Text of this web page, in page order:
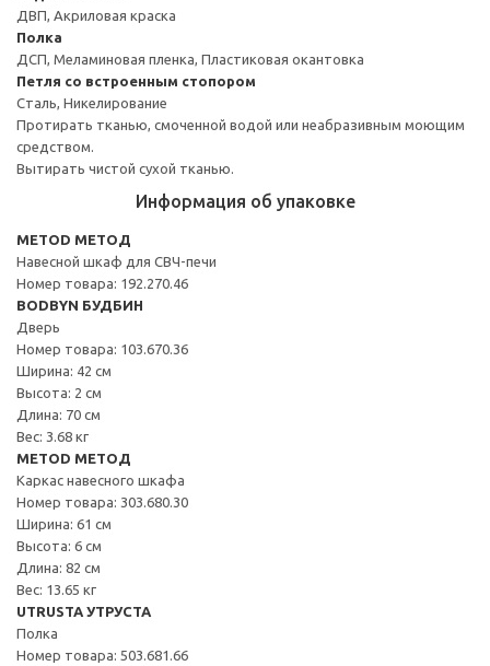
ДВП, Акриловая краска
Полка
ДСП, Меламиновая пленка, Пластиковая окантовка
Петля со встроенным стопором
Сталь, Никелирование
Протирать тканью, смоченной водой или неабразивным моющим
средством.
Вытирать чистой сухой тканью.
Информация об упаковке
METOD МЕТОД
Навесной шкаф для СВЧ-печи
Номер товара: 192.270.46
BODBYN БУДБИН
Дверь
Номер товара: 103.670.36
Ширина: 42 см
Высота: 2 см
Длина: 70 см
Вес: 3.68 кг
METOD МЕТОД
Каркас навесного шкафа
Номер товара: 303.680.30
Ширина: 61 см
Высота: 6 см
Длина: 82 см
Вес: 13.65 кг
UTRUSTA УТРУСТА
Полка
Номер товара: 503.681.66